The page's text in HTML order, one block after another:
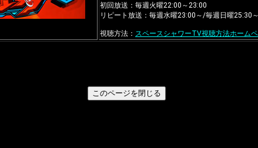
初回放送：毎週火曜22:00～23:00
リピート放送：毎週水曜23:00～/毎週日曜25:30～
視聴方法： スペースシャワーTV視聴方法ホーム